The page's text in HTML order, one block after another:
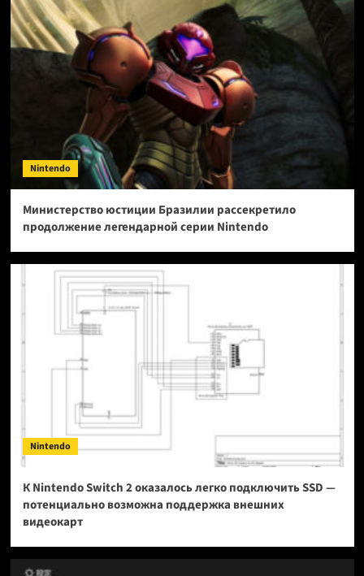
Nintendo
Министерство юстиции Бразилии рассекретило
продолжение легендарной серии Nintendo
Nintendo
К Nintendo Switch 2 оказалось легко подключить SSD —
потенциально возможна поддержка внешних
видеокарт